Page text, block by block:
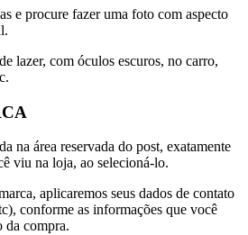
e procure fazer uma foto com aspecto
lazer, com óculos escuros, no carro,
na área reservada do post, exatamente
viu na loja, ao selecioná-lo.
aplicaremos seus dados de contato
conforme as informações que você
da compra.